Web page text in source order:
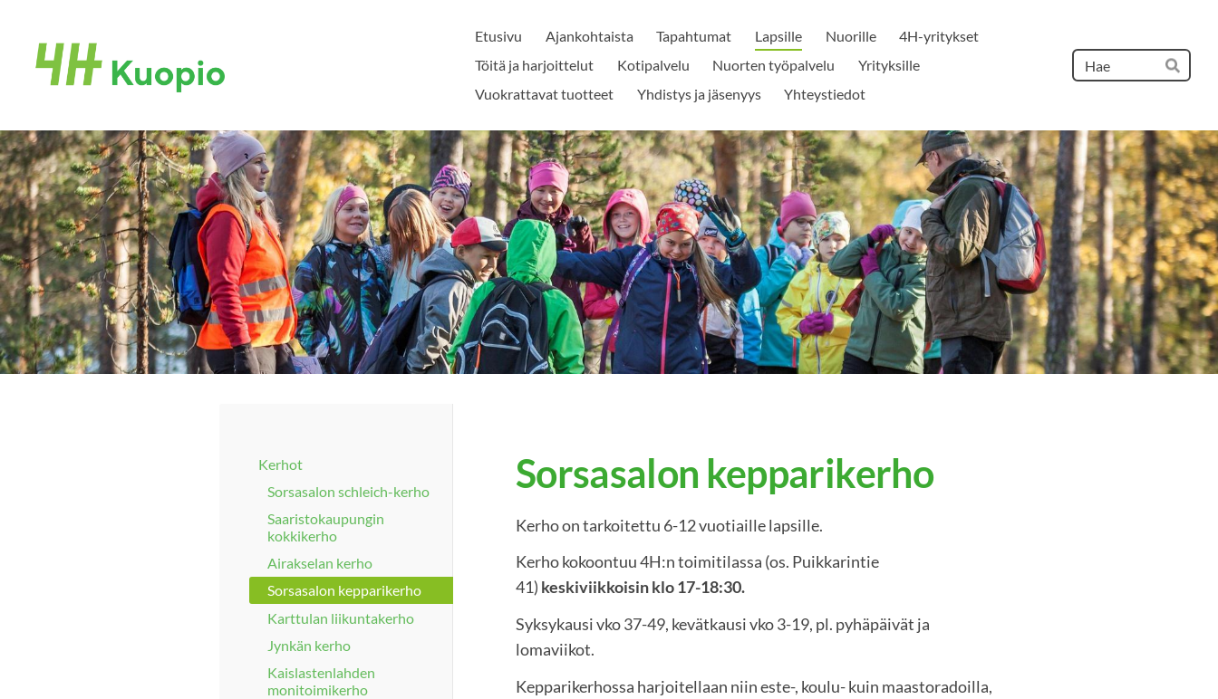
sivun
sisältöön
Kuopion 4H-yhdistys ry
Etusivu Ajankohtaista Tapahtumat Lapsille Nuorille
4H-yritykset
Töitä ja harjoittelut
Kotipalvelu Nuorten työpalvelu
Yrityksille
Vuokrattavat tuotteet
Yhdistys ja jäsenyys Yhteystiedot
Hae
Kerhot
Sorsasalon schleich-kerho
Saaristokaupungin
kokkikerho
Airakselan kerho
Sorsasalon kepparikerho
Karttulan liikuntakerho
Jynkän kerho
Kaislastenlahden
monitoimikerho
Sorsasalon kepparikerho
Kerho on tarkoitettu 6-12 vuotiaille lapsille.
Kerho kokoontuu 4H:n toimitilassa (os. Puikkarintie
41) keskiviikkoisin klo 17-18:30.
Syksykausi vko 37-49, kevätkausi vko 3-19, pl. pyhäpäivät ja
lomaviikot.
Kepparikerhossa harjoitellaan niin este-, koulu- kuin maastoradoilla,